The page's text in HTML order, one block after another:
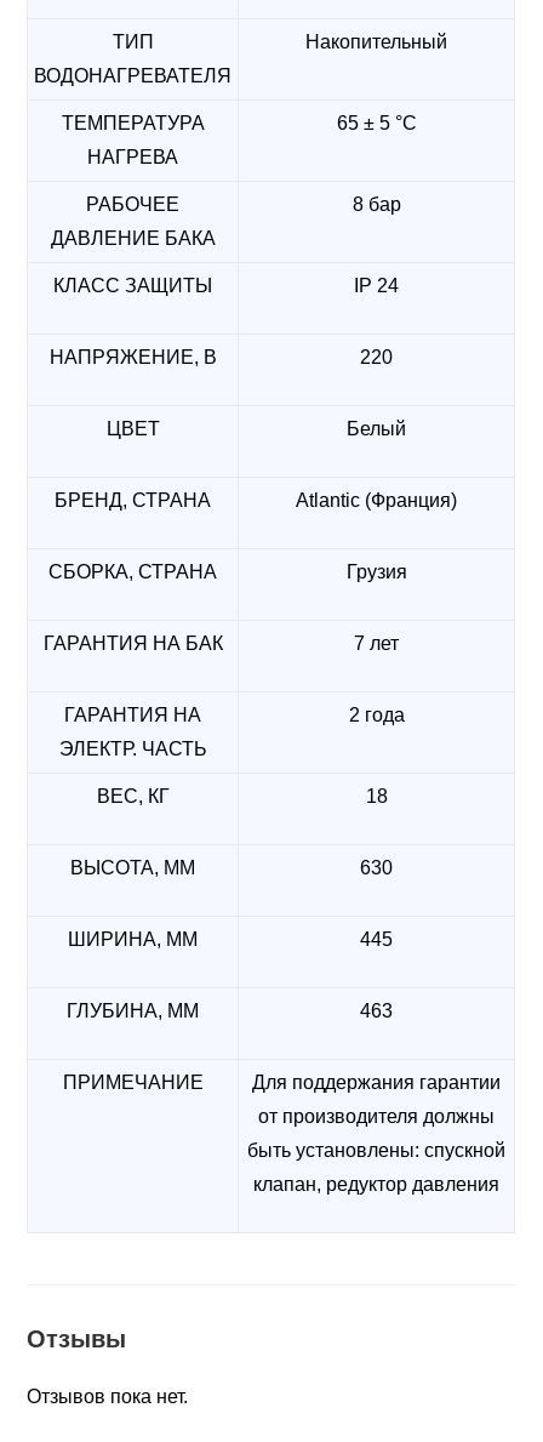
ТИП
ВОДОНАГРЕВАТЕЛЯ
Накопительный
ТЕМПЕРАТУРА
НАГРЕВА
65 ± 5 °C
РАБОЧЕЕ
ДАВЛЕНИЕ БАКА
8 бар
КЛАСС ЗАЩИТЫ IP 24
НАПРЯЖЕНИЕ, В 220
ЦВЕТ Белый
БРЕНД, СТРАНА Atlantic (Франция)
СБОРКА, СТРАНА Грузия
ГАРАНТИЯ НА БАК 7 лет
ГАРАНТИЯ НА
ЭЛЕКТР. ЧАСТЬ
2 года
ВЕС, КГ 18
ВЫСОТА, ММ 630
ШИРИНА, ММ 445
ГЛУБИНА, ММ 463
ПРИМЕЧАНИЕ
Для поддержания гарантии
от производителя должны
быть установлены: спускной
клапан, редуктор давления
Отзывы
Отзывов пока нет.